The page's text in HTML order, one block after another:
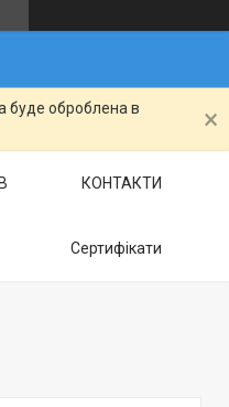
буде оброблена в
КОНТАКТИ
Сертифікати